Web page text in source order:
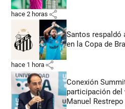
hace 2 horas share
Santos respaldó
en la Copa de
hace 1 hora share
Conexión
participación
Manuel